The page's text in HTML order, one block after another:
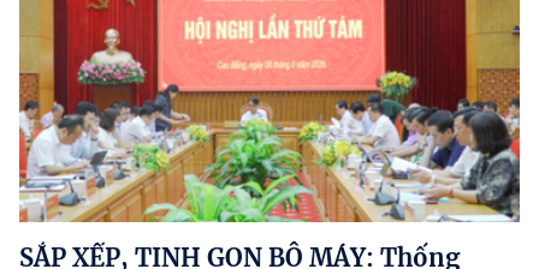
SẮP XẾP, TINH GỌN BỘ MÁY: Thống